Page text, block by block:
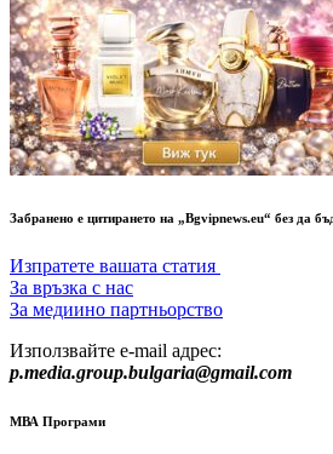
Забранено е цитирането на „Bgvipnews.eu“ без да
Изпратете вашата статия
За връзка с нас
За медиино партньорство
Използвайте e-mail адрес:
p.media.group.bulgaria@gmail.com
МВА Програми